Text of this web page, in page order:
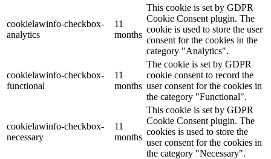
cookielawinfo-checkbox-
analytics
11
months
This cookie is set by GDPR
Cookie Consent plugin. The
cookie is used to store the user
consent for the cookies in the
category "Analytics".
cookielawinfo-checkbox-
functional
11
months
The cookie is set by GDPR
cookie consent to record the
user consent for the cookies in
the category "Functional".
cookielawinfo-checkbox-
necessary
11
months
This cookie is set by GDPR
Cookie Consent plugin. The
cookies is used to store the
user consent for the cookies in
the category "Necessary".